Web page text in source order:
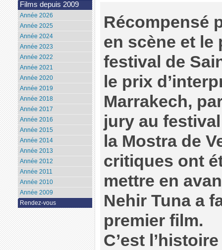
Récompensé
en scène et le
festival de
le prix
Marrakech,
jury au festival
la Mostra de
critiques ont
mettre en
Nehir Tuna a
premier film.
C’est
Films depuis 2009
Année 2026
Année 2025
Année 2024
Année 2023
Année 2022
Année 2021
Année 2020
Année 2019
Année 2018
Année 2017
Année 2016
Année 2015
Année 2014
Année 2013
Année 2012
Année 2011
Année 2010
Année 2009
Rendez-vous